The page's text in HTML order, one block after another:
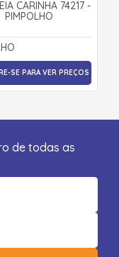
CARINHA 74217 -
PIMPOLHO
SE PARA VER PREÇOS
de todas as